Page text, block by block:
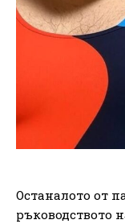
Останалото от
ръководството